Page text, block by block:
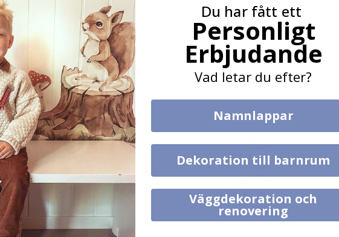
Verklig inspiration från våra glada kunder!
Tagga ditt med #namly_design
Andra köpte också
169,00 Kr 149,00 Kr
Du har fått ett
Personligt
Erbjudande
Vad letar du efter?
Namnlappar
Dekoration till barnrum
Väggdekoration och
renovering